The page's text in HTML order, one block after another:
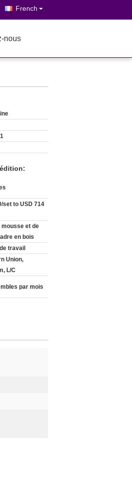
French
nous
set to USD 714
et de
en bois
travail
Union,
L/C
par mois